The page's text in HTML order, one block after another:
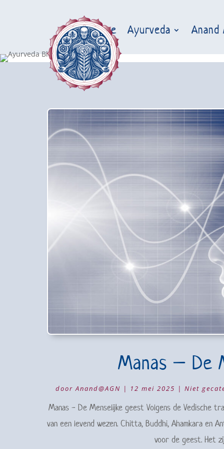
Home Ayurveda Anand
Manas – De
door Anand@AGN | 12 mei 2025 | Niet
Manas - De Menselijke geest Volgens de Vedische
van een levend wezen. Chitta, Buddhi, Ahamkara en
voor de geest. Het